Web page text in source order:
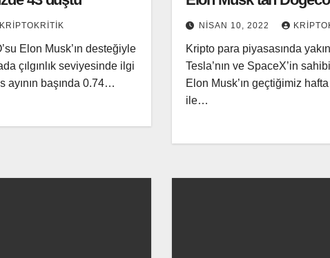
KRIPTOKRITIK
Elon Musk’ın desteğiyle
çılgınlık seviyesinde ilgi
ayının başında 0.74…
NISAN 10, 2022
Kripto para piyasasında
Tesla’nın ve SpaceX’in
Elon Musk’ın geçtiğimiz hafta
ile…